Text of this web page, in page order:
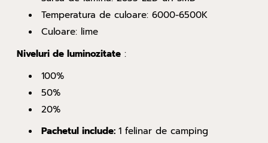
Temperatura de culoare: 6000-6500K
Culoare: lime
Niveluri de luminozitate :
100%
50%
20%
Pachetul include: 1 felinar de camping